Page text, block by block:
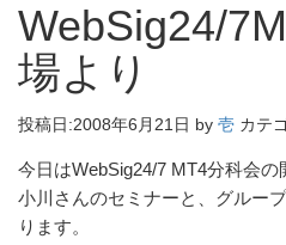
WebSig24/
場より
投稿日:2008年6月21日 by 壱 カテ
今日はWebSig24/7 MT4分科会の
小川さんのセミナーと、グルー
ります。